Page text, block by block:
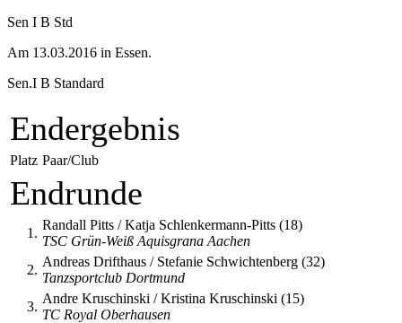
Sen I B Std
Am 13.03.2016 in Essen.
Sen.I B Standard
Endergebnis
Platz Paar/Club
Endrunde
1.
Randall Pitts / Katja Schlenkermann-Pitts (18)
TSC Grün-Weiß Aquisgrana Aachen
2.
Andreas Drifthaus / Stefanie Schwichtenberg (32)
Tanzsportclub Dortmund
3.
Andre Kruschinski / Kristina Kruschinski (15)
TC Royal Oberhausen